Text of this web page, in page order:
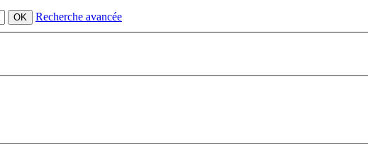
Recherche avancée